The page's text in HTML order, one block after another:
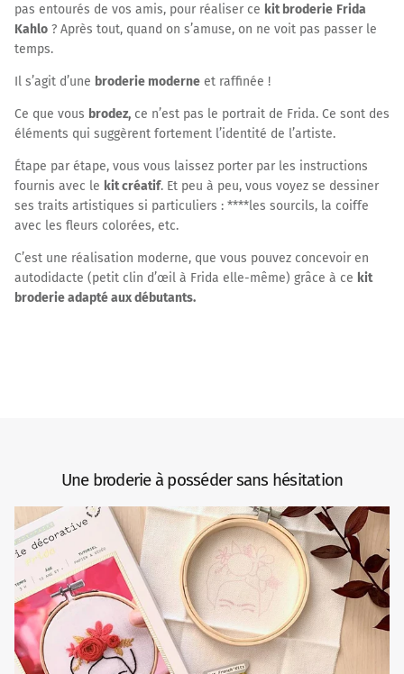
pas entourés de vos amis, pour réaliser ce kit broderie Frida
Kahlo ? Après tout, quand on s’amuse, on ne voit pas passer le
temps.
Il s’agit d’une broderie moderne et raffinée !
Ce que vous brodez, ce n’est pas le portrait de Frida. Ce sont des
éléments qui suggèrent fortement l’identité de l’artiste.
Étape par étape, vous vous laissez porter par les instructions
fournis avec le kit créatif. Et peu à peu, vous voyez se dessiner
ses traits artistiques si particuliers : ****les sourcils, la coiffe
avec les fleurs colorées, etc.
C’est une réalisation moderne, que vous pouvez concevoir en
autodidacte (petit clin d’œil à Frida elle-même) grâce à ce kit
broderie adapté aux débutants.
Une broderie à posséder sans hésitation